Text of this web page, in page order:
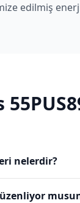
edilmiş
nelerdir?